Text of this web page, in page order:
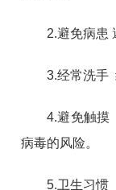
2.避免病患
3.经常洗手
4.避免触摸
病毒的风险。
5.卫生习惯